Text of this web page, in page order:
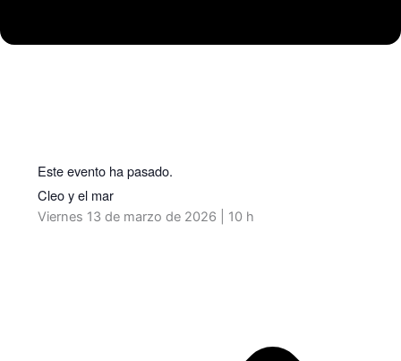
Este evento ha pasado.
Cleo y el mar
Viernes 13 de marzo de 2026 | 10 h